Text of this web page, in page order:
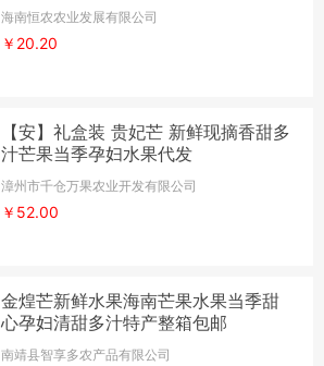
海南恒农农业发展有限公司
￥20.20
【安】礼盒装 贵妃芒 新鲜现摘香甜多
汁芒果当季孕妇水果代发
漳州市千仓万果农业开发有限公司
￥52.00
金煌芒新鲜水果海南芒果水果当季甜
心孕妇清甜多汁特产整箱包邮
南靖县智享多农产品有限公司